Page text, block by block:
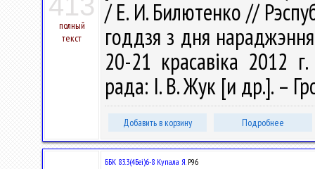
полный
текст
/ Е. И. Билютенко //
годдзя з дня
20-21 красавіка 2012
рада: І. В. Жук [и др.]. –
Добавить в корзину Подробнее
ББК 83.3(4Беі)6-8 Купала Я.Р96